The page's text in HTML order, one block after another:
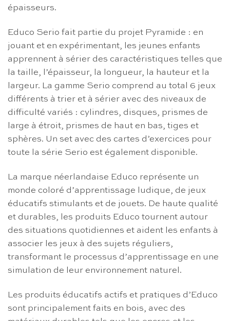
épaisseurs.
Educo Serio fait partie du projet Pyramide : en
jouant et en expérimentant, les jeunes enfants
apprennent à sérier des caractéristiques telles que
la taille, l’épaisseur, la longueur, la hauteur et la
largeur. La gamme Serio comprend au total 6 jeux
différents à trier et à sérier avec des niveaux de
difficulté variés : cylindres, disques, prismes de
large à étroit, prismes de haut en bas, tiges et
sphères. Un set avec des cartes d’exercices pour
toute la série Serio est également disponible.
La marque néerlandaise Educo représente un
monde coloré d’apprentissage ludique, de jeux
éducatifs stimulants et de jouets. De haute qualité
et durables, les produits Educo tournent autour
des situations quotidiennes et aident les enfants à
associer les jeux à des sujets réguliers,
transformant le processus d’apprentissage en une
simulation de leur environnement naturel.
Les produits éducatifs actifs et pratiques d’Educo
sont principalement faits en bois, avec des